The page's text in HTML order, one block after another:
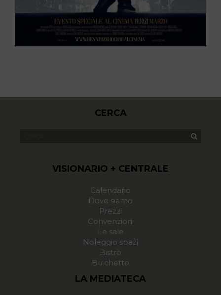
CERCA
VISIONARIO + CENTRALE
Calendario
Dove siamo
Prezzi
Convenzioni
Le sale
Noleggio spazi
Bistrò
Bu.chetto
LA MEDIATECA